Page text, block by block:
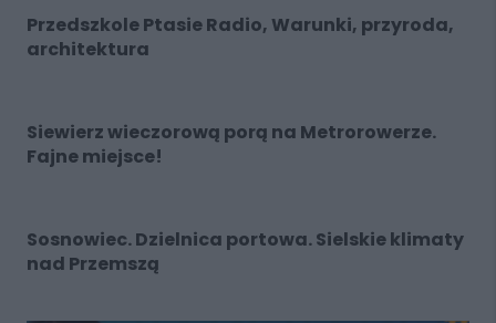
Przedszkole Ptasie Radio, Warunki, przyroda,
architektura
Siewierz wieczorową porą na Metrorowerze.
Fajne miejsce!
Sosnowiec. Dzielnica portowa. Sielskie klimaty
nad Przemszą